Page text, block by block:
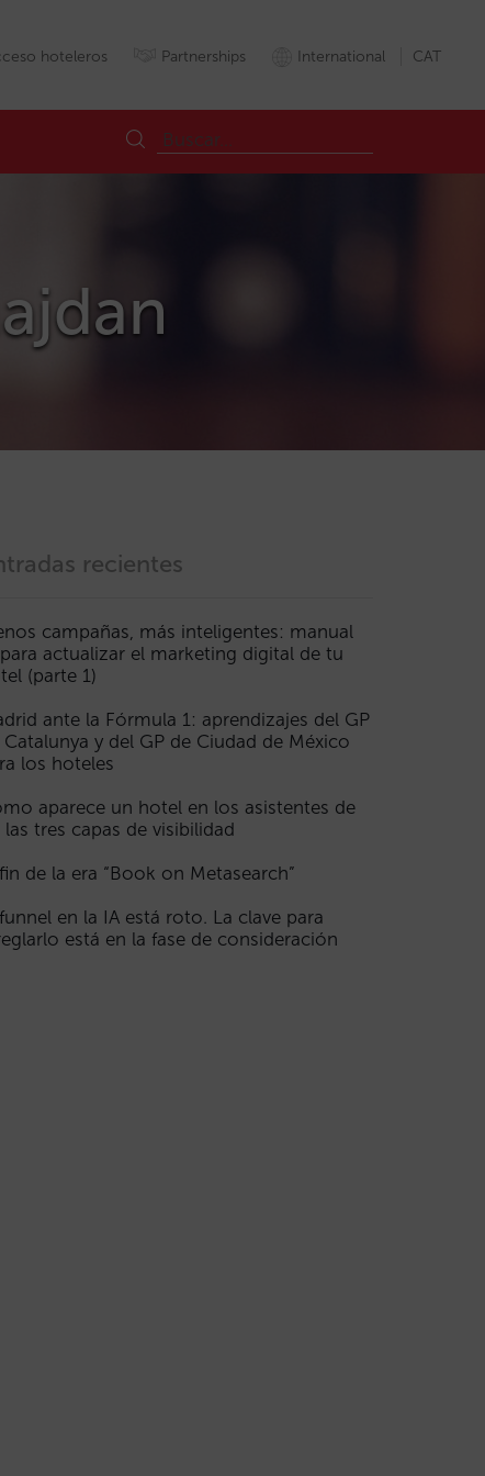
hoteleros Partnerships International CAT
recientes
campañas, más inteligentes: manual
actualizar el marketing digital de tu
(parte 1)
ante la Fórmula 1: aprendizajes del GP
Catalunya y del GP de Ciudad de México
los hoteles
aparece un hotel en los asistentes de
las tres capas de visibilidad
de la era “Book on Metasearch”
en la IA está roto. La clave para
está en la fase de consideración